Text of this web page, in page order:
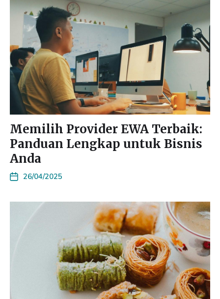
Memilih Provider EWA Terbaik:
Panduan Lengkap untuk Bisnis
Anda
26/04/2025